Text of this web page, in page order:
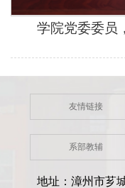
学院党委委员
友情链接
系部教辅
地址：漳州市芗